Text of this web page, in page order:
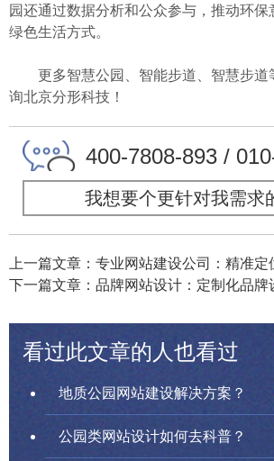
园还通过数据分析和公众参与，推动环保
绿色生活方式。
更多智慧公园、智能步道、智慧步道
询北京分形科技！
400-7808-893 /
我想要个更针对我需求
上一篇文章：专业网站建设公司：精准定
下一篇文章：品牌网站设计：定制化品牌
看过此文章的人也看过
地质公园网站建设解决方案？
公园类网站设计如何去科普？